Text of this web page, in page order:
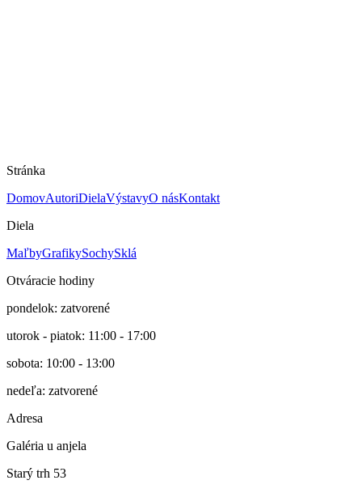
Stránka
DomovAutoriDielaVýstavyO násKontakt
Diela
MaľbyGrafikySochySklá
Otváracie hodiny
pondelok: zatvorené
utorok - piatok: 11:00 - 17:00
sobota: 10:00 - 13:00
nedeľa: zatvorené
Adresa
Galéria u anjela
Starý trh 53